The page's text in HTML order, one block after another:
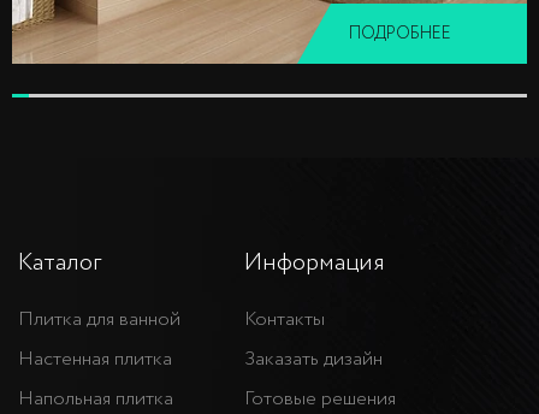
ПОДРОБНЕЕ
Каталог
Плитка для ванной
Настенная плитка
Напольная плитка
Информация
Контакты
Заказать дизайн
Готовые решения